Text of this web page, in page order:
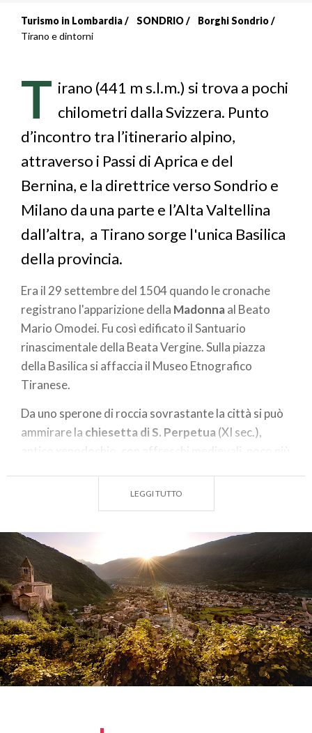
Briciole
pane
Turismo in Lombardia SONDRIO
Borghi Sondrio
Tirano e dintorni
T irano (441 m s.l.m.) si trova a pochi
chilometri dalla Svizzera. Punto
d’incontro tra l’itinerario alpino,
attraverso i Passi di Aprica e del
Bernina, e la direttrice verso Sondrio e
Milano da una parte e l’Alta Valtellina
dall’altra, a Tirano sorge l'unica Basilica
della provincia.
Era il 29 settembre del 1504 quando le cronache
registrano l'apparizione della Madonnaal Beato
Mario Omodei. Fu così edificato il Santuario
rinascimentale della Beata Vergine. Sulla piazza
della Basilica si affaccia il Museo Etnografico
Tiranese.
Da uno sperone di roccia sovrastante la città si può
ammirare la chiesetta di S. Perpetua (XI sec.),
antico xenodochio, con affreschi medievali, poco più
storico con i resti delle mura sforzesche e le porte
Bormina, Milanese e Poschiavina, il castello di S.
Palazzo Salis, Palazzo d’Oro Lambertenghi oggi
casa-museo, e il campanile della parrocchiale di S.
Martino.
Tirano è il capolinea delTrenino Rosso del Bernina,
patrimonio UNESCO dal 2008. Turismo religioso,
arte, cultura e panorami mozzafiato dalle carrozze
del Trenino Rosso, ma anche tanto sport,
soprattutto se siete appassionati di mountain bike.
Tirano fa parte della rete delle Città Slow.
LEGGI TUTTO